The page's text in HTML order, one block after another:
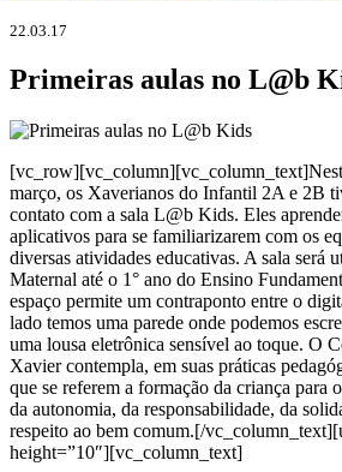
22.03.17
Primeiras aulas no L@b
março, os Xaverianos do Infantil 2A e 2B
contato com a sala L@b Kids. Eles
aplicativos para se familiarizarem com os
diversas atividades educativas. A sala será
Maternal até o 1° ano do Ensino
espaço permite um contraponto entre o
lado temos uma parede onde podemos
uma lousa eletrônica sensível ao toque. O
Xavier contempla, em suas práticas
que se referem a formação da criança para
da autonomia, da responsabilidade, da
respeito ao bem comum.[/
height=”10″][vc_column_text]